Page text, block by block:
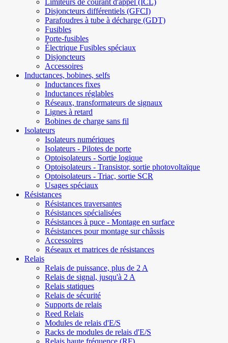
Limiteurs de courant d'appel (ICL)
Disjoncteurs différentiels (GFCI)
Parafoudres à tube à décharge (GDT)
Fusibles
Porte-fusibles
Électrique Fusibles spéciaux
Disjoncteurs
Accessoires
Inductances, bobines, selfs
Inductances fixes
Inductances réglables
Réseaux, transformateurs de signaux
Lignes à retard
Bobines de charge sans fil
Isolateurs
Isolateurs numériques
Isolateurs - Pilotes de porte
Optoisolateurs - Sortie logique
Optoisolateurs - Transistor, sortie photovoltaïque
Optoisolateurs - Triac, sortie SCR
Usages spéciaux
Résistances
Résistances traversantes
Résistances spécialisées
Résistances à puce - Montage en surface
Résistances pour montage sur châssis
Accessoires
Réseaux et matrices de résistances
Relais
Relais de puissance, plus de 2 A
Relais de signal, jusqu'à 2 A
Relais statiques
Relais de sécurité
Supports de relais
Reed Relais
Modules de relais d'E/S
Racks de modules de relais d'E/S
Relais haute fréquence (RF)